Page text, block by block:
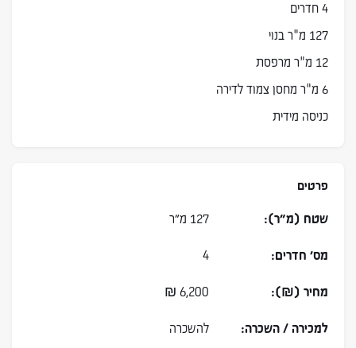
4 חדרים
127 מ"ר בנוי
12 מ"ר מרפסת
6 מ"ר מחסן צמוד לדירה
כניסה מידית
פרטים
שטח (מ״ר): 127 מ״ר
מס׳ חדרים: 4
מחיר (₪): 6,200
₪
למכירה / השכרה: להשכרה